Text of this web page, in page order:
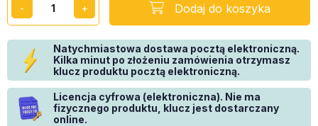
Dodaj do koszyka
Natychmiastowa dostawa pocztą elektroniczną.
Kilka minut po złożeniu zamówienia otrzymasz
klucz produktu pocztą elektroniczną.
Licencja cyfrowa (elektroniczna). Nie ma
fizycznego produktu, klucz jest dostarczany
online.